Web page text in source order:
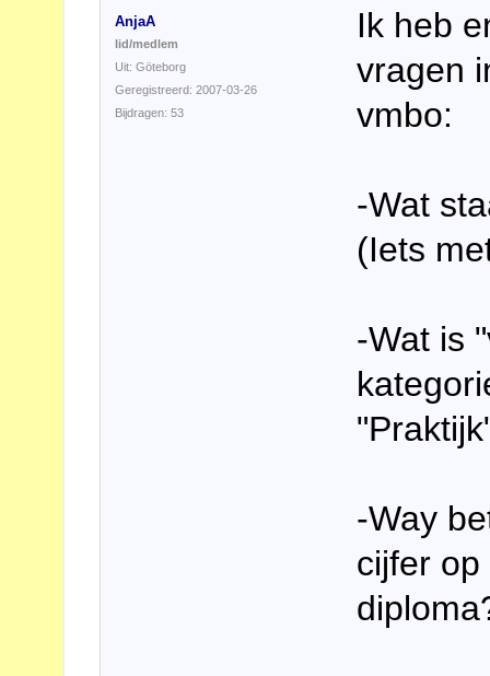
AnjaA
lid/medlem
Uit: Göteborg
Geregistreerd: 2007-03-26
Bijdragen: 53
Ik heb
vragen
vmbo:
-Wat
(Iets
-Wat is
-Way
cijfer